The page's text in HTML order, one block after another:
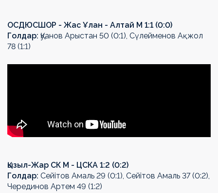
ОСДЮСШОР - Жас Ұлан - Алтай М 1:1 (0:0)
Голдар: Қуанов Арыстан 50 (0:1), Сүлейменов Ақжол
78 (1:1)
Қызыл-Жар СК М - ЦСКА 1:2 (0:2)
Голдар: Сейітов Амаль 29 (0:1), Сейітов Амаль 37 (0:2),
Черединов Артем 49 (1:2)